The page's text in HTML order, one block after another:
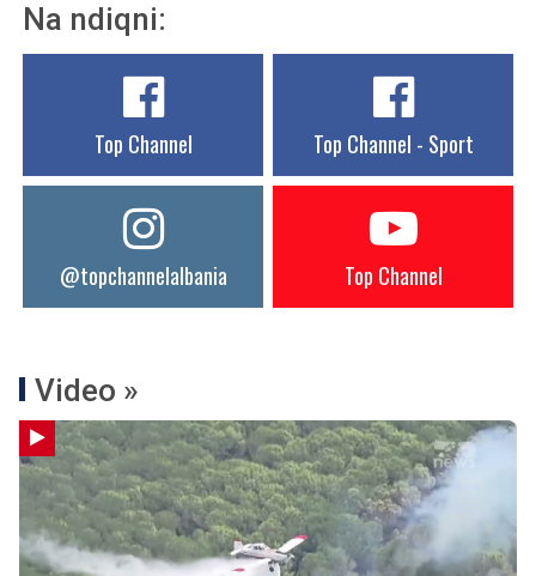
Na ndiqni:
Top Channel Top Channel - Sport
@topchannelalbania Top Channel
Video »